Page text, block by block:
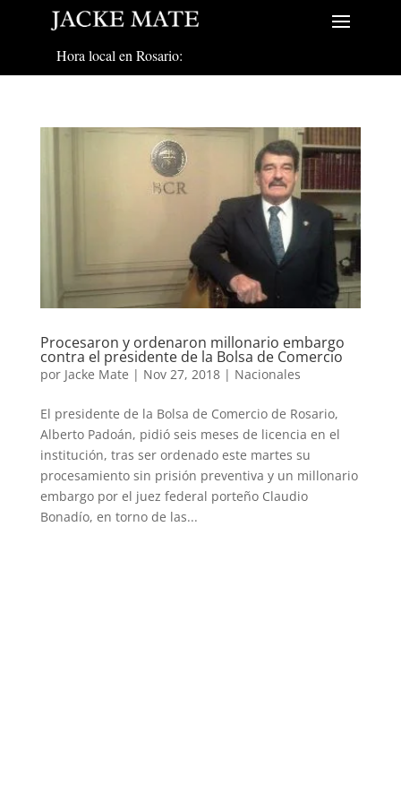
Hora local en Rosario:
Procesaron y ordenaron millonario embargo
contra el presidente de la Bolsa de Comercio
por Jacke Mate | Nov 27, 2018| Nacionales
El presidente de la Bolsa de Comercio de Rosario,
Alberto Padoán, pidió seis meses de licencia en el
institución, tras ser ordenado este martes su
procesamiento sin prisión preventiva y un millonario
embargo por el juez federal porteño Claudio
Bonadío, en torno de las...